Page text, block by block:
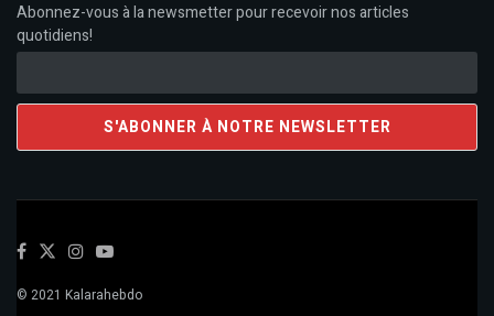
Abonnez-vous à la newsmetter pour recevoir nos articles
quotidiens!
© 2021 Kalarahebdo